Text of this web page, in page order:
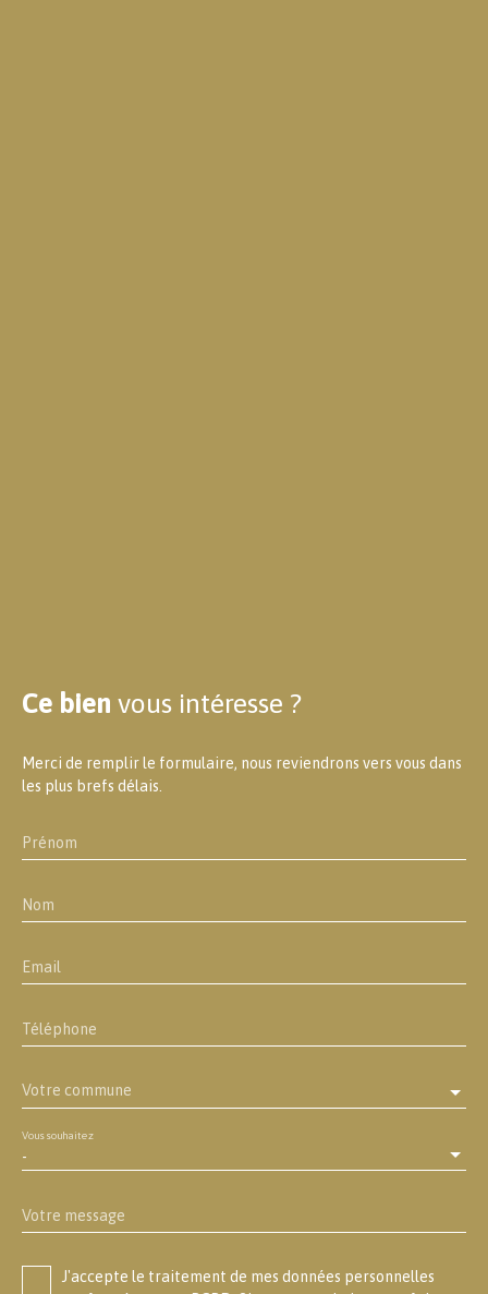
Ce bien vous intéresse ?
Merci de remplir le formulaire, nous reviendrons vers vous dans
les plus brefs délais.
Prénom
Nom
Email
Téléphone
Votre commune
-
Vous souhaitez
Votre message
J'accepte le traitement de mes données personnelles